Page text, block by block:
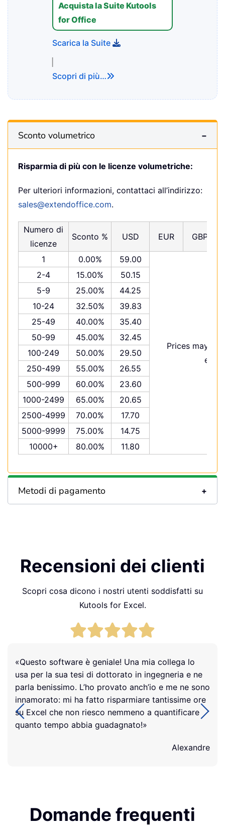
Acquista la Suite Kutools
for Office
Scarica la Suite
Scopri di più…
Sconto volumetrico
Risparmia di più con le licenze volumetriche:
Per ulteriori informazioni, contattaci all’indirizzo:
sales@extendoffice.com.
Numero di
licenze
Sconto % USD EUR GBP
1 0.00% 59.00
Prices may
2-4 15.00%
50.15
5-9
25.00%
44.25
10-24
32.50%
39.83
25-49
40.00%
35.40
50-99
45.00%
32.45
100-249
50.00%
29.50
250-499
55.00%
26.55
500-999
60.00%
23.60
1000-2499
65.00%
20.65
2500-4999
70.00%
17.70
5000-9999
75.00%
14.75
10000+
80.00% 11.80
Metodi di pagamento
Recensioni dei clienti
Scopri cosa dicono i nostri utenti soddisfatti su
Kutools for Excel.
«Questo software è geniale! Una mia collega lo
usa per la sua tesi di dottorato in ingegneria e ne
parla benissimo. L’ho provato anch’io e me ne sono
innamorato: mi ha fatto risparmiare tantissime ore
su Excel che non riesco nemmeno a quantificare
quanto tempo abbia guadagnato!»
Alexandre
Domande frequenti